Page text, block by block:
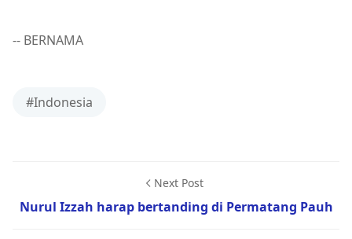
-- BERNAMA
#Indonesia
Next Post
Nurul Izzah harap bertanding di Permatang Pauh